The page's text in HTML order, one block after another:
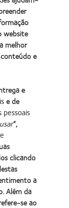
website
melhor
e
e
e de
”,
clicando
a
Além da
se ao